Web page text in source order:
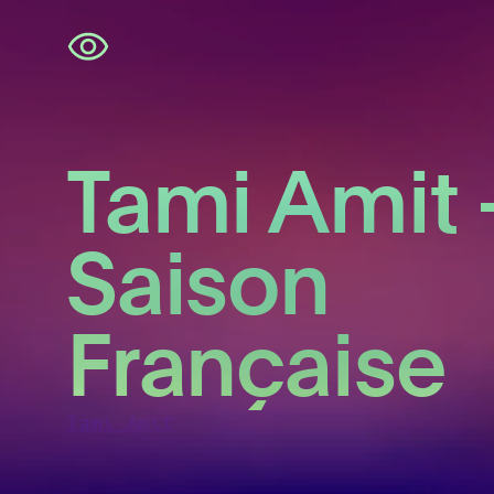
Skip
navigation
Tami Amit
Saison
Française
Tami Amit